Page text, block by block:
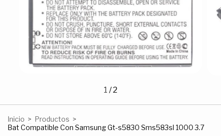
1 /2
Inicio > Productos >
Bat Compatible Con Samsung Gt-s5830 Sms583sl 1000 3.7